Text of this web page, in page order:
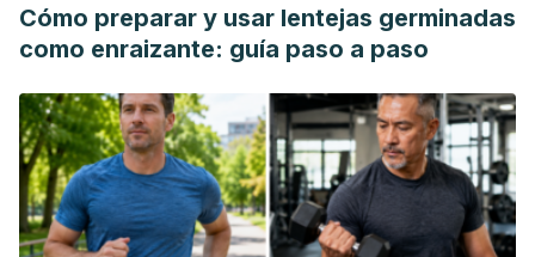
Cómo preparar y usar lentejas germinadas
como enraizante: guía paso a paso